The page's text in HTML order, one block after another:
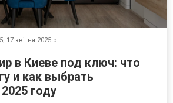
17 квітня 2025 р.
в Киеве под ключ: что
и как выбрать
году